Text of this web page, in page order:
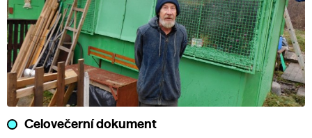
Celovečerní dokument